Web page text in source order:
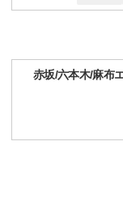
赤坂/六本木/麻布